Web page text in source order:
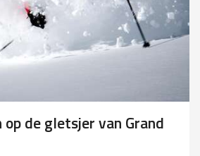
de gletsjer van Grand